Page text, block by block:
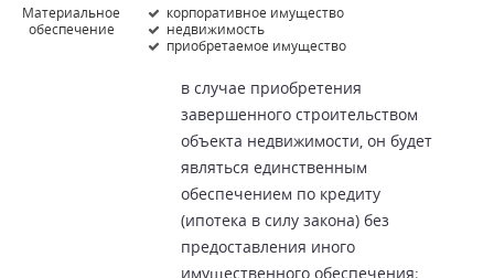
Материальное
обеспечение
корпоративное имущество
недвижимость
приобретаемое имущество
в случае приобретения
завершенного строительством
объекта недвижимости, он будет
являться единственным
обеспечением по кредиту
(ипотека в силу закона) без
предоставления иного
имущественного обеспечения;